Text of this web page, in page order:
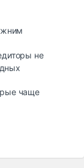
не
чаще